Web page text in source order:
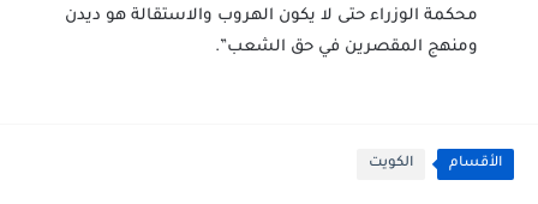
محكمة الوزراء حتى لا يكون الهروب والاستقالة هو ديدن
ومنهج المقصرين في حق الشعب”.
الأقسام الكويت